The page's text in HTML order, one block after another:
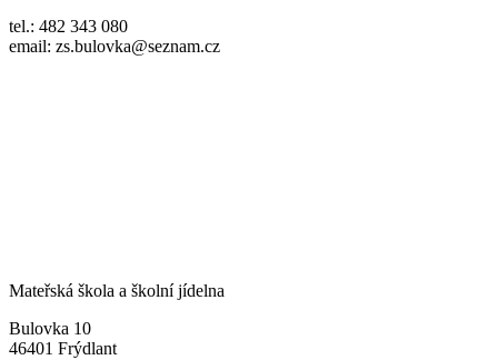
tel.: 482 343 080
email: zs.bulovka@seznam.cz
Mateřská škola a školní jídelna
Bulovka 10
46401 Frýdlant